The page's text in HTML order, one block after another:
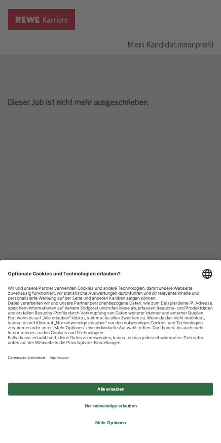
Mein Kandidat:innenprofil
Dieser Job ist nicht mehr ausgeschrieben.
Datenschutzhinweise
Impressum
Privatsphäre-Einstellungen
© 2026 REWE Group - All rights reserved